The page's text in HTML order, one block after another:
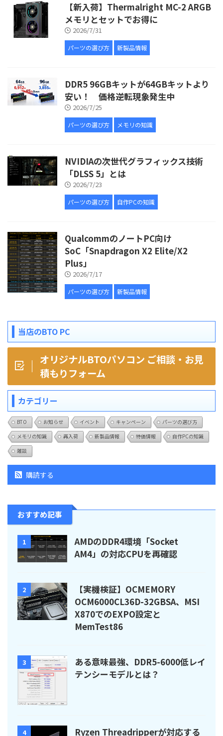
【新入荷】Thermalright MC-2 ARGB
メモリとセットでお得に
2026/7/31
パーツの選び方 新製品情報
DDR5 96GBキットが64GBキットより
安い！ 価格逆転現象発生中
2026/7/25
パーツの選び方 メモリの知識
NVIDIAの次世代グラフィックス技術
「DLSS 5」とは
2026/7/23
パーツの選び方 自作PCの知識
QualcommのノートPC向け
SoC「Snapdragon X2 Elite/X2
Plus」
2026/7/17
パーツの選び方 新製品情報
当店のBTO PC
オリジナルBTOパソコン ご相談・お見
積もりフォーム
カテゴリー
BTO お知らせ イベント キャンペーン
パーツの選び方
メモリの知識
再入荷 新製品情報 特価情報
自作PCの知識
雑談
購読する
おすすめ記事
1
AMDのDDR4環境「Socket
AM4」の対応CPUを再確認
2
【実機検証】OCMEMORY
OCM6000CL36D-32GBSA、MSI
X870でのEXPO設定と
MemTest86
3
ある意味最強、DDR5-6000低レイ
テンシーモデルとは？
4 Ryzen Threadripperが対応する